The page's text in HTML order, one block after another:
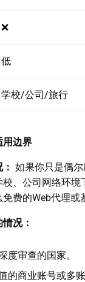
❌
低
学校/公司/旅行
用边界
如果你只是偶
、公司网络环境
费的Web代理或
况：
度审查的国家。
的商业账号或多账